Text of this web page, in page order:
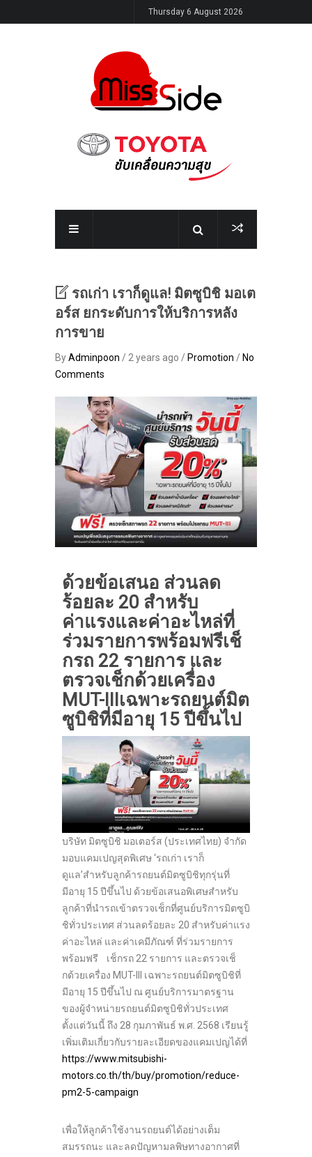
Thursday 6 August 2026
รถเก่า เราก็ดูแล! มิตซูบิชิ มอเต
อร์ส ยกระดับการให้บริการหลัง
การขาย
ByAdminpoon / 2 years ago / Promotion / No
Comments
ด้วยข้อเสนอ ส่วนลด
ร้อยละ 20 สำหรับ
ค่าแรงและค่าอะไหล่ที่
ร่วมรายการพร้อมฟรีเช็
กรถ 22 รายการ และ
ตรวจเช็กด้วยเครื่อง
MUT-IIIเฉพาะรถยนต์มิต
ซูบิชิที่มีอายุ 15 ปีขึ้นไป
บริษัท มิตซูบิชิ มอเตอร์ส (ประเทศไทย) จำกัด
มอบแคมเปญสุดพิเศษ ‘รถเก่า เราก็
ดูแล’สำหรับลูกค้ารถยนต์มิตซูบิชิทุกรุ่นที่
มีอายุ 15 ปีขึ้นไป ด้วยข้อเสนอพิเศษสำหรับ
ลูกค้าที่นำรถเข้าตรวจเช็กที่ศูนย์บริการมิตซูบิ
ชิทั่วประเทศ ส่วนลดร้อยละ 20 สำหรับค่าแรง
ค่าอะไหล่ และค่าเคมีภัณฑ์ ที่ร่วมรายการ
พร้อมฟรี เช็กรถ 22 รายการ และตรวจเช็
กด้วยเครื่อง MUT-III เฉพาะรถยนต์มิตซูบิชิที่
มีอายุ 15 ปีขึ้นไป ณ ศูนย์บริการมาตรฐาน
ของผู้จำหน่ายรถยนต์มิตซูบิชิทั่วประเทศ
ตั้งแต่วันนี้ ถึง 28 กุมภาพันธ์ พ.ศ. 2568 เรียนรู้
เพิ่มเติมเกี่ยวกับรายละเอียดของแคมเปญได้ที่
https://www.mitsubishi-
motors.co.th/th/buy/promotion/reduce-
pm2-5-campaign
เพื่อให้ลูกค้าใช้งานรถยนต์ได้อย่างเต็ม
สมรรถนะ และลดปัญหามลพิษทางอากาศที่